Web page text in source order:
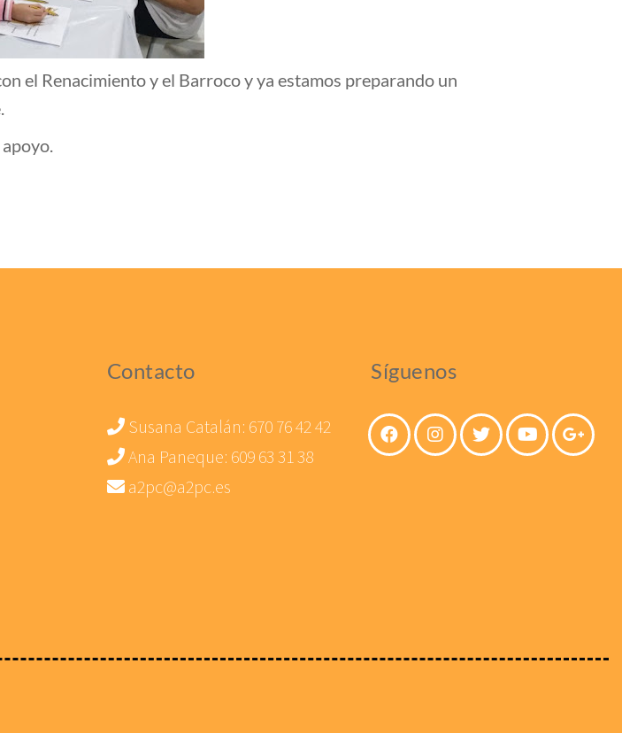
el Renacimiento y el Barroco y ya estamos preparando un
Contacto
Susana Catalán: 670 76 42 42
Ana Paneque: 609 63 31 38
a2pc@a2pc.es
Síguenos